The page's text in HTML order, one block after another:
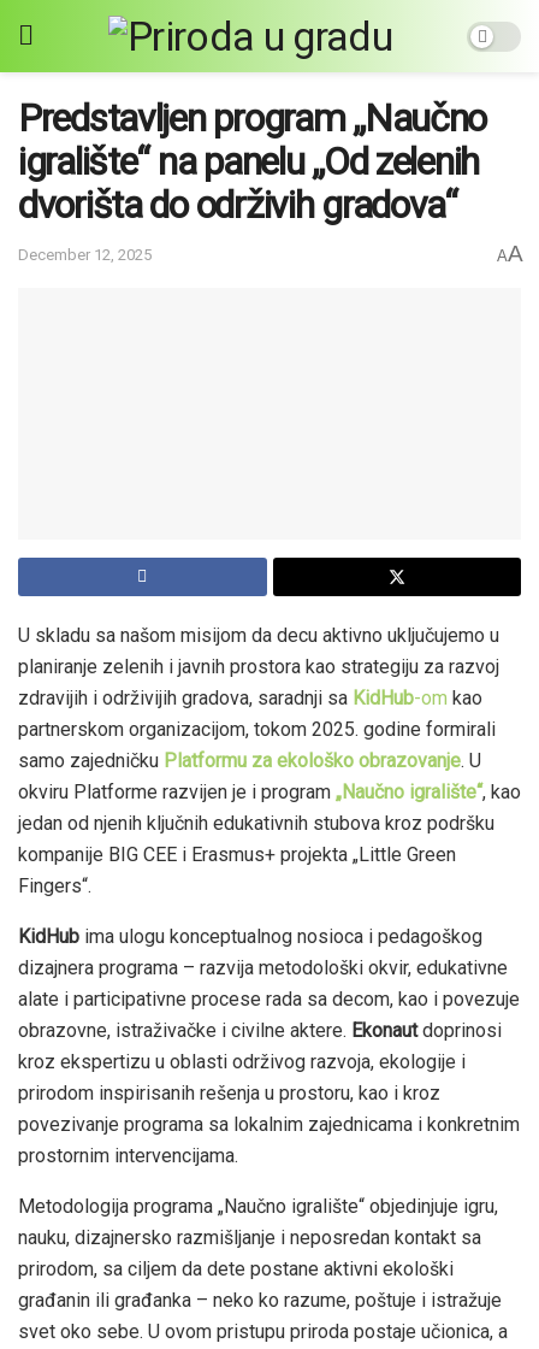
Predstavljen program „Naučno
igralište“ na panelu „Od zelenih
dvorišta do održivih gradova“
December 12, 2025 AA
U skladu sa našom misijom da decu aktivno uključujemo u
planiranje zelenih i javnih prostora kao strategiju za razvoj
zdravijih i održivijih gradova, saradnji sa KidHub-om kao
partnerskom organizacijom, tokom 2025. godine formirali
samo zajedničku Platformu za ekološko obrazovanje. U
okviru Platforme razvijen je i program „Naučno igralište“, kao
jedan od njenih ključnih edukativnih stubova kroz podršku
kompanije BIG CEE i Erasmus+ projekta „Little Green
Fingers“.
KidHub ima ulogu konceptualnog nosioca i pedagoškog
dizajnera programa – razvija metodološki okvir, edukativne
alate i participativne procese rada sa decom, kao i povezuje
obrazovne, istraživačke i civilne aktere. Ekonautdoprinosi
kroz ekspertizu u oblasti održivog razvoja, ekologije i
prirodom inspirisanih rešenja u prostoru, kao i kroz
povezivanje programa sa lokalnim zajednicama i konkretnim
prostornim intervencijama.
Metodologija programa „Naučno igralište“ objedinjuje igru,
nauku, dizajnersko razmišljanje i neposredan kontakt sa
prirodom, sa ciljem da dete postane aktivni ekološki
građanin ili građanka – neko ko razume, poštuje i istražuje
svet oko sebe. U ovom pristupu priroda postaje učionica, a